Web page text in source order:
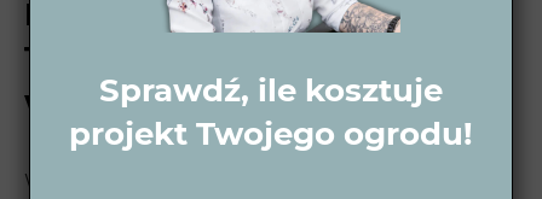
Projekt ogrodu w Łazach –
Twój wymarzony ogród na
wyciągnięcie ręki
Wytwórnia Zieleni specjalizuje się w
Sprawdź, ile kosztuje
projekt Twojego ogrodu!